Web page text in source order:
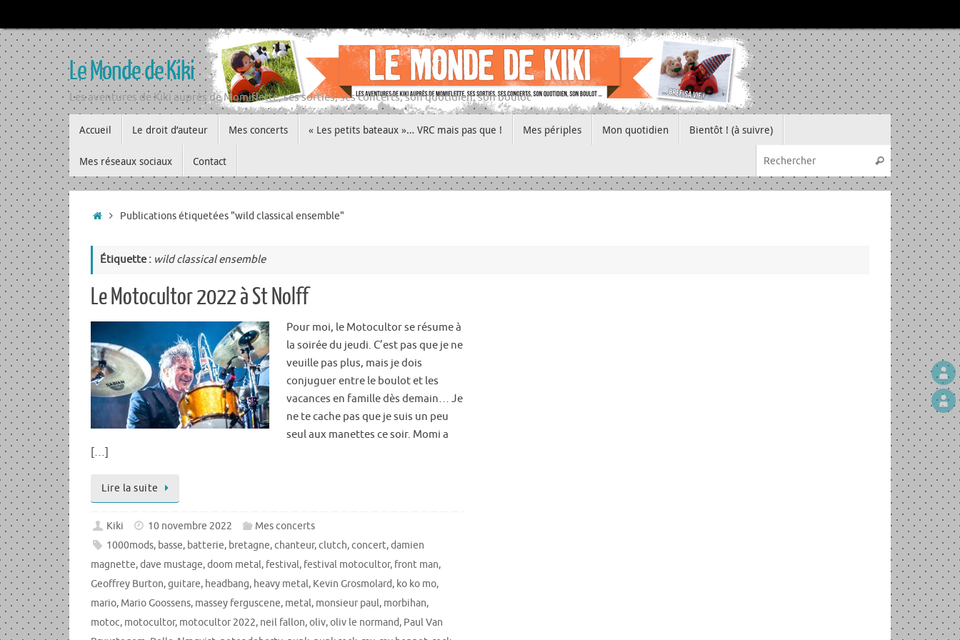
au
contenu
Le Monde de Kiki
Les aventures de Kiki auprès de Momiflette, ses sorties, ses concerts, son quotidien, son boulot
au
contenu
Accueil Le droit d’auteur Mes concerts « Les petits bateaux »… VRC mais pas que ! Mes périples Mon quotidien Bientôt ! (à suivre)
Mes réseaux sociaux Contact
Recherche
Rechercher
Accueil
Publications étiquetées "wild classical ensemble"
Étiquette : wild classical ensemble
Le Motocultor 2022 à St Nolff
Pour moi, le Motocultor se résume à
la soirée du jeudi. C’est pas que je ne
veuille pas plus, mais je dois
conjuguer entre le boulot et les
vacances en famille dès demain… Je
ne te cache pas que je suis un peu
seul aux manettes ce soir. Momi a
[…]
Lire la suite
Kiki 10 novembre 2022
Mes concerts
1000mods, basse, batterie, bretagne,chanteur,clutch,concert,damien
magnette,dave mustage,doom metal, festival, festival motocultor, front man,
Geoffrey Burton,guitare, headbang, heavy metal, Kevin Grosmolard, ko ko mo,
mario, Mario Goossens, massey ferguscene, metal, monsieur paul, morbihan,
motoc, motocultor, motocultor 2022, neil fallon,oliv,oliv le normand, Paul Van